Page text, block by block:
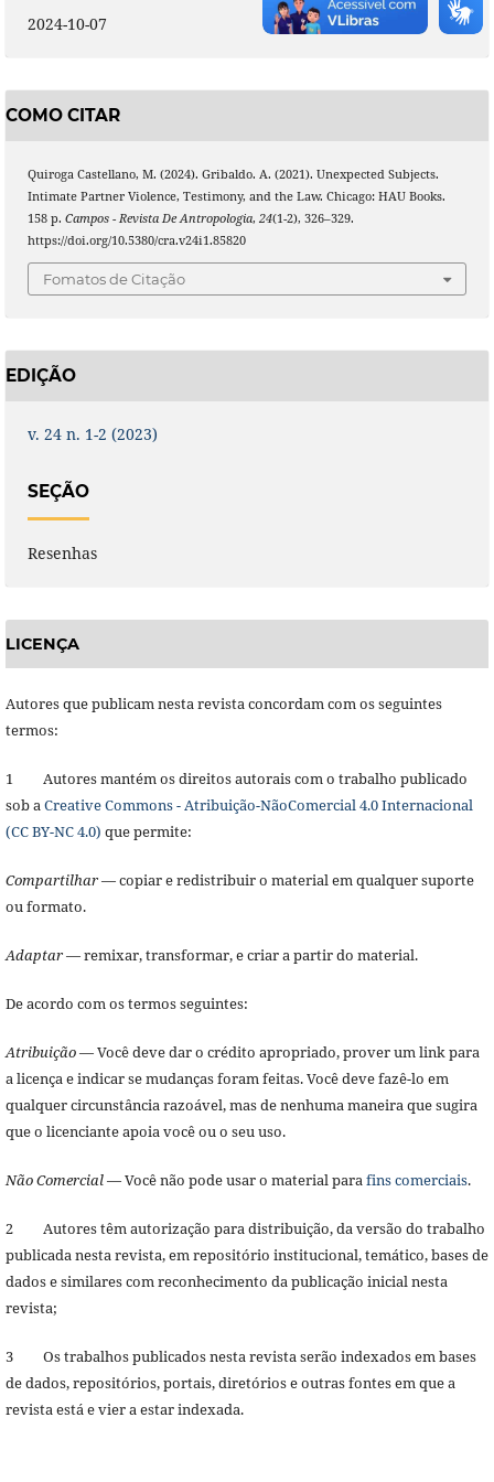
2024-10-07
COMO CITAR
Quiroga Castellano, M. (2024). Gribaldo. A. (2021). Unexpected Subjects.
Intimate Partner Violence, Testimony, and the Law. Chicago: HAU Books.
158 p. Campos - Revista De Antropologia, 24(1-2), 326–329.
https://doi.org/10.5380/cra.v24i1.85820
Fomatos de Citação
EDIÇÃO
v. 24 n. 1-2 (2023)
SEÇÃO
Resenhas
LICENÇA
Autores que publicam nesta revista concordam com os seguintes
termos:
1 Autores mantém os direitos autorais com o trabalho publicado
sob aCreative Commons - Atribuição-NãoComercial 4.0 Internacional
(CC BY-NC 4.0) que permite:
Compartilhar— copiar e redistribuir o material em qualquer suporte
ou formato.
Adaptar— remixar, transformar, e criar a partir do material.
De acordo com os termos seguintes:
Atribuição— Você deve dar o crédito apropriado, prover um link para
a licença e indicar se mudanças foram feitas. Você deve fazê-lo em
qualquer circunstância razoável, mas de nenhuma maneira que sugira
que o licenciante apoia você ou o seu uso.
Não Comercial— Você não pode usar o material parafins comerciais.
2 Autores têm autorização para distribuição, da versão do trabalho
publicada nesta revista, em repositório institucional, temático, bases de
dados e similares com reconhecimento da publicação inicial nesta
revista;
3 Os trabalhos publicados nesta revista serão indexados em bases
de dados, repositórios, portais, diretórios e outras fontes em que a
revista está e vier a estar indexada.